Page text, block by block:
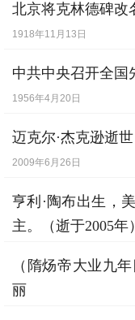
北京将克林德碑改
1918年11月13日
中共中央召开全国
1956年4月20日
迈克尔·杰克逊逝世
2009年6月26日
亨利·陶布出生，
主。（逝于2005年）
（隋炀帝大业九
丽